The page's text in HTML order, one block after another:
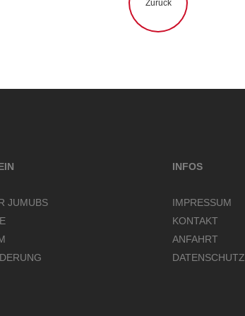
mag
Zurück
JUMUBS
INFOS
IMPRESSUM
KONTAKT
ANFAHRT
DATENSCHUTZ